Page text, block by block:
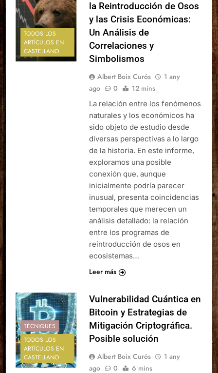
TODOS LOS
ARTÍCULOS EN
CASTELLANO
la Reintroducción de Osos
y las Crisis Económicas:
Un Análisis de
Correlaciones y
Simbolismos
Albert Boix Curós
1 any
ago
0 12 mins
La relación entre los fenómenos
naturales y los económicos ha
sido objeto de estudio desde
diversas perspectivas a lo largo
de la historia. En este informe,
exploramos una posible
conexión que, aunque
inicialmente podría parecer
inusual, presenta coincidencias
temporales que merecen un
análisis detallado: la relación
entre los programas de
reintroducción de osos en
ecosistemas…
Leer más
TÈCNIQUES
TODOS LOS
ARTÍCULOS EN
CASTELLANO
Vulnerabilidad Cuántica en
Bitcoin y Estrategias de
Mitigación Criptográfica.
Posible solución
Albert Boix Curós
1 any
ago
0 6 mins